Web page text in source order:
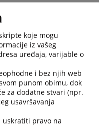
jezik
K
koje mogu
iz vašeg
uređaja, varijable o
i bez njih web
punom obimu, dok
za dodatne stvari (npr.
usavršavanja
uskratiti pravo na